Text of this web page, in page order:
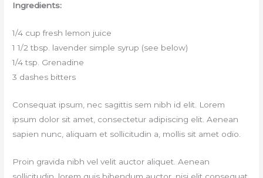
Ingredients:
1/4 cup fresh lemon juice
1 1/2 tbsp. lavender simple syrup (see below)
1/4 tsp. Grenadine
3 dashes bitters
Consequat ipsum, nec sagittis sem nibh id elit. Lorem
ipsum dolor sit amet, consectetur adipiscing elit. Aenean
sapien nunc, aliquam et sollicitudin a, mollis sit amet odio.
Proin gravida nibh vel velit auctor aliquet. Aenean
sollicitudin, lorem quis bibendum auctor, nisi elit consequat